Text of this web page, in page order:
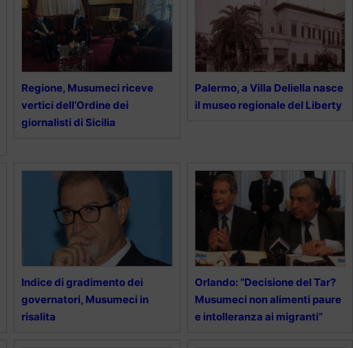
Regione, Musumeci riceve
vertici dell’Ordine dei
giornalisti di Sicilia
Palermo, a Villa Deliella nasce
il museo regionale del Liberty
Indice di gradimento dei
governatori, Musumeci in
risalita
Orlando: “Decisione del Tar?
Musumeci non alimenti paure
e intolleranza ai migranti”